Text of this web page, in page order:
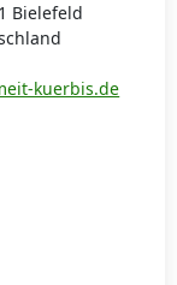
Bielefeld
kuerbis.de